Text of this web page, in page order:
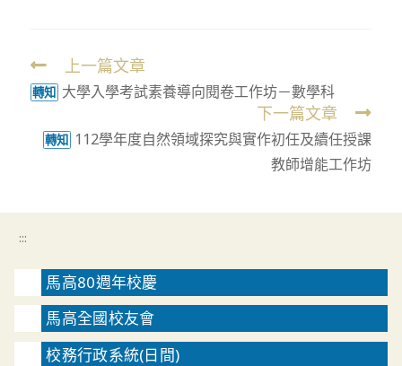
Read
more
上一篇文章
轉知 大學入學考試素養導向閱卷工作坊－數學科
下一篇文章
轉知 112學年度自然領域探究與實作初任及續任授課
教師增能工作坊
:::
馬高80週年校慶
馬高全國校友會
校務行政系統(日間)